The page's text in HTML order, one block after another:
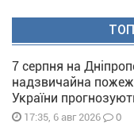
7 серпня на
надзвичайна
України
17:35, 6 авг 2026 0